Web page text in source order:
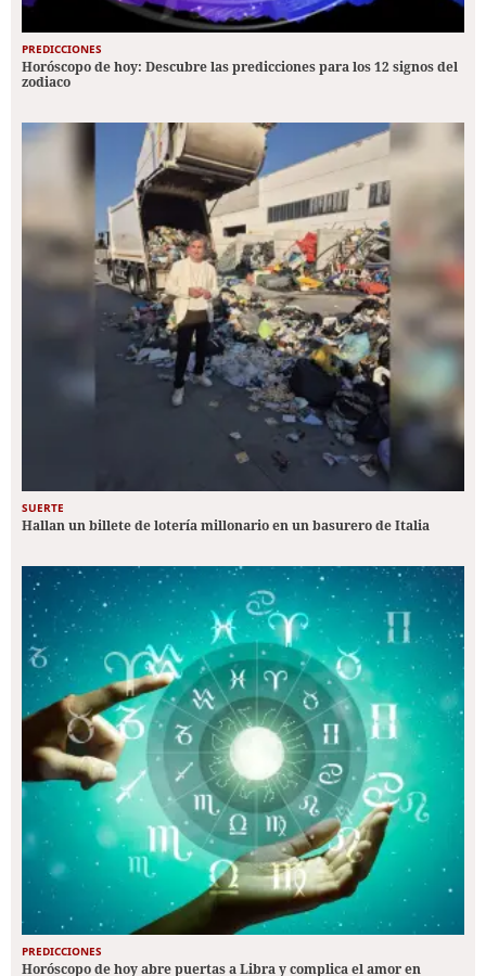
PREDICCIONES
Horóscopo de hoy: Descubre las predicciones para los 12 signos del
zodiaco
SUERTE
Hallan un billete de lotería millonario en un basurero de Italia
PREDICCIONES
Horóscopo de hoy abre puertas a Libra y complica el amor en